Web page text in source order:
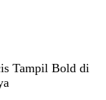
Tampil Bold di